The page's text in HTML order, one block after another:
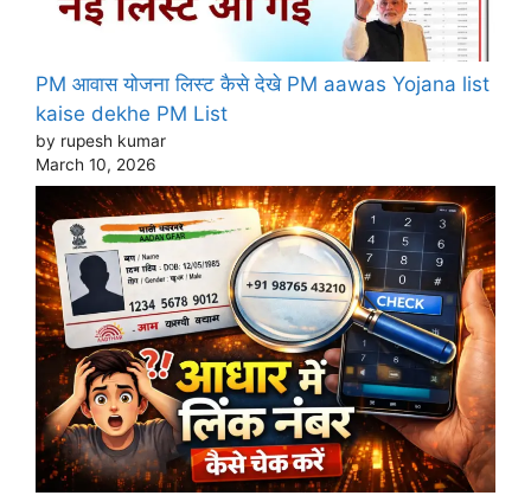
PM आवास योजना लिस्ट कैसे देखे PM aawas Yojana list
kaise dekhe PM List
by rupesh kumar
March 10, 2026